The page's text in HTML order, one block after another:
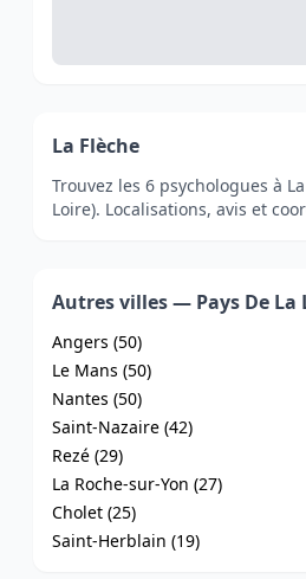
La Flèche
Trouvez les 6 psychologues à
Loire). Localisations, avis et
Autres villes — Pays De La
Angers (50)
Le Mans (50)
Nantes (50)
Saint-Nazaire (42)
Rezé (29)
La Roche-sur-Yon (27)
Cholet (25)
Saint-Herblain (19)